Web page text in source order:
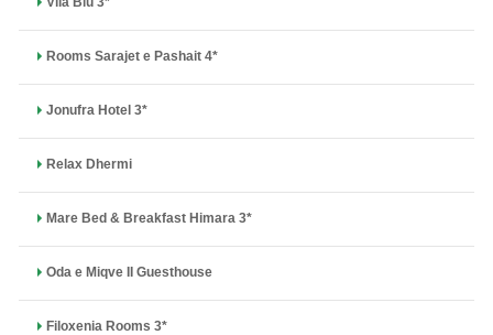
Rooms Sarajet e Pashait 4*
Jonufra Hotel 3*
Relax Dhermi
Mare Bed & Breakfast Himara 3*
Oda e Miqve II Guesthouse
Filoxenia Rooms 3*